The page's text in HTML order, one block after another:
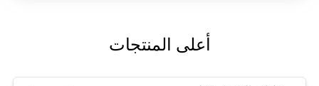
أعلى المنتجات